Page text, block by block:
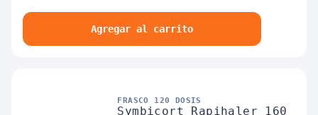
Agregar al carrito
FRASCO 120 DOSIS
Symbicort Rapihaler 160